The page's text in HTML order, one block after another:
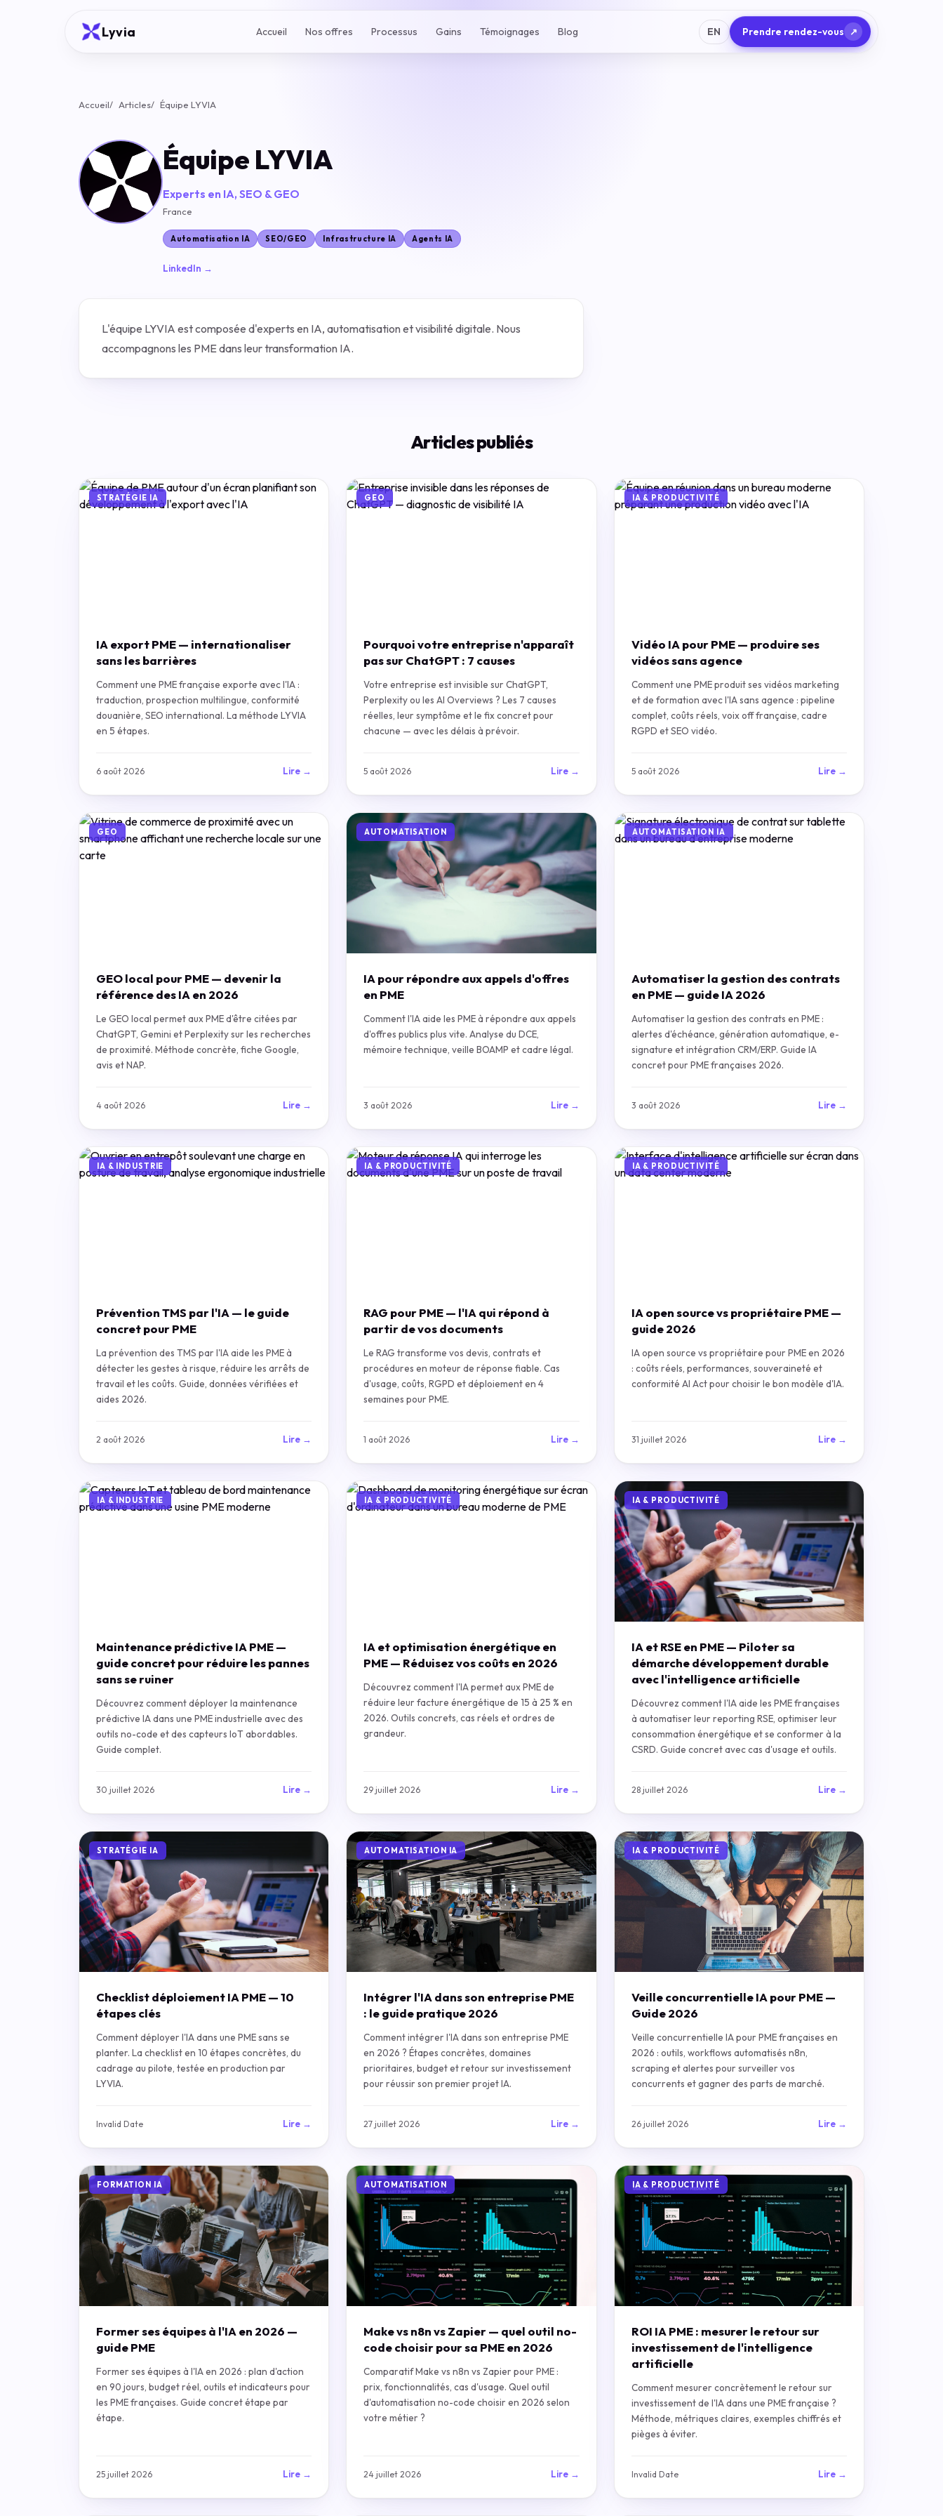
Lyvia Accueil Nos offres Processus Gains Témoignages Blog EN Prendre rendez-vous ↗
Accueil Articles Équipe LYVIA
Équipe LYVIA
Experts en IA, SEO & GEO
France
Automatisation IA SEO/GEO Infrastructure IA Agents IA
LinkedIn →
L'équipe LYVIA est composée d'experts en IA, automatisation et visibilité digitale. Nous
accompagnons les PME dans leur transformation IA.
Articles publiés
STRATÉGIE IA
IA export PME — internationaliser
sans les barrières
Comment une PME française exporte avec l'IA :
traduction, prospection multilingue, conformité
douanière, SEO international. La méthode LYVIA
en 5 étapes.
6 août 2026 Lire →
GEO
Pourquoi votre entreprise n'apparaît
pas sur ChatGPT : 7 causes
Votre entreprise est invisible sur ChatGPT,
Perplexity ou les AI Overviews ? Les 7 causes
réelles, leur symptôme et le fix concret pour
chacune — avec les délais à prévoir.
5 août 2026 Lire →
IA & PRODUCTIVITÉ
Vidéo IA pour PME — produire ses
vidéos sans agence
Comment une PME produit ses vidéos marketing
et de formation avec l'IA sans agence : pipeline
complet, coûts réels, voix off française, cadre
RGPD et SEO vidéo.
5 août 2026 Lire →
GEO
GEO local pour PME — devenir la
référence des IA en 2026
Le GEO local permet aux PME d'être citées par
ChatGPT, Gemini et Perplexity sur les recherches
de proximité. Méthode concrète, fiche Google,
avis et NAP.
4 août 2026 Lire →
AUTOMATISATION
IA pour répondre aux appels d'offres
en PME
Comment l'IA aide les PME à répondre aux appels
d'offres publics plus vite. Analyse du DCE,
mémoire technique, veille BOAMP et cadre légal.
3 août 2026 Lire →
AUTOMATISATION IA
Automatiser la gestion des contrats
en PME — guide IA 2026
Automatiser la gestion des contrats en PME :
alertes d'échéance, génération automatique, e-
signature et intégration CRM/ERP. Guide IA
concret pour PME françaises 2026.
3 août 2026 Lire →
IA & INDUSTRIE
Prévention TMS par l'IA — le guide
concret pour PME
La prévention des TMS par l'IA aide les PME à
détecter les gestes à risque, réduire les arrêts de
travail et les coûts. Guide, données vérifiées et
aides 2026.
2 août 2026 Lire →
IA & PRODUCTIVITÉ
RAG pour PME — l'IA qui répond à
partir de vos documents
Le RAG transforme vos devis, contrats et
procédures en moteur de réponse fiable. Cas
d'usage, coûts, RGPD et déploiement en 4
semaines pour PME.
1 août 2026 Lire →
IA & PRODUCTIVITÉ
IA open source vs propriétaire PME —
guide 2026
IA open source vs propriétaire pour PME en 2026
: coûts réels, performances, souveraineté et
conformité AI Act pour choisir le bon modèle d'IA.
31 juillet 2026 Lire →
IA & INDUSTRIE
Maintenance prédictive IA PME —
guide concret pour réduire les pannes
sans se ruiner
Découvrez comment déployer la maintenance
prédictive IA dans une PME industrielle avec des
outils no-code et des capteurs IoT abordables.
Guide complet.
30 juillet 2026 Lire →
IA & PRODUCTIVITÉ
IA et optimisation énergétique en
PME — Réduisez vos coûts en 2026
Découvrez comment l'IA permet aux PME de
réduire leur facture énergétique de 15 à 25 % en
2026. Outils concrets, cas réels et ordres de
grandeur.
29 juillet 2026 Lire →
IA & PRODUCTIVITÉ
IA et RSE en PME — Piloter sa
démarche développement durable
avec l'intelligence artificielle
Découvrez comment l'IA aide les PME françaises
à automatiser leur reporting RSE, optimiser leur
consommation énergétique et se conformer à la
CSRD. Guide concret avec cas d'usage et outils.
28 juillet 2026 Lire →
STRATÉGIE IA
Checklist déploiement IA PME — 10
étapes clés
Comment déployer l'IA dans une PME sans se
planter. La checklist en 10 étapes concrètes, du
cadrage au pilote, testée en production par
LYVIA.
Invalid Date Lire →
AUTOMATISATION IA
Intégrer l'IA dans son entreprise PME
: le guide pratique 2026
Comment intégrer l'IA dans son entreprise PME
en 2026 ? Étapes concrètes, domaines
prioritaires, budget et retour sur investissement
pour réussir son premier projet IA.
27 juillet 2026 Lire →
IA & PRODUCTIVITÉ
Veille concurrentielle IA pour PME —
Guide 2026
Veille concurrentielle IA pour PME françaises en
2026 : outils, workflows automatisés n8n,
scraping et alertes pour surveiller vos
concurrents et gagner des parts de marché.
26 juillet 2026 Lire →
FORMATION IA
Former ses équipes à l'IA en 2026 —
guide PME
Former ses équipes à l'IA en 2026 : plan d'action
en 90 jours, budget réel, outils et indicateurs pour
les PME françaises. Guide concret étape par
étape.
25 juillet 2026 Lire →
AUTOMATISATION
Make vs n8n vs Zapier — quel outil no-
code choisir pour sa PME en 2026
Comparatif Make vs n8n vs Zapier pour PME :
prix, fonctionnalités, cas d'usage. Quel outil
d'automatisation no-code choisir en 2026 selon
votre métier ?
24 juillet 2026 Lire →
IA & PRODUCTIVITÉ
ROI IA PME : mesurer le retour sur
investissement de l'intelligence
artificielle
Comment mesurer concrètement le retour sur
investissement de l'IA dans une PME française ?
Méthode, métriques claires, exemples chiffrés et
pièges à éviter.
Invalid Date Lire →